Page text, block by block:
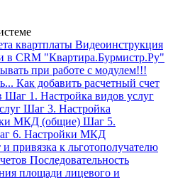
квартплаты Видеоинструкция
в CRM "Квартира.Бурмистр.Ру"
при работе с модулем!!!
Как добавить расчетный счет
Шаг 1. Настройка видов услуг
Шаг 3. Настройка
МКД (общие) Шаг 5.
6. Настройки МКД
и привязка к льготополучателю
Последовательность
площади лицевого и